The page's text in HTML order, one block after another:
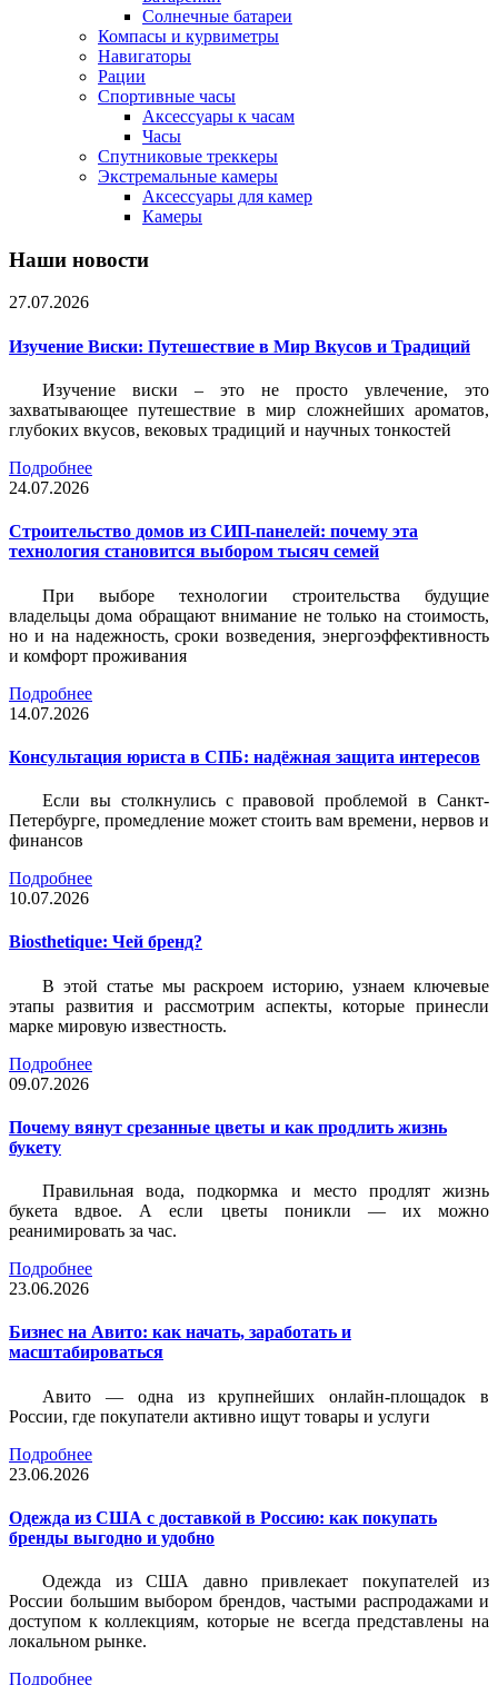
Солнечные батареи
Компасы и курвиметры
Навигаторы
Рации
Спортивные часы
Аксессуары к часам
Часы
Спутниковые треккеры
Экстремальные камеры
Аксессуары для камер
Камеры
Наши новости
27.07.2026
Изучение Виски: Путешествие в Мир Вкусов и Традиций
Изучение виски – это не просто увлечение, это
захватывающее путешествие в мир сложнейших ароматов,
глубоких вкусов, вековых традиций и научных тонкостей
Подробнее
24.07.2026
Строительство домов из СИП-панелей: почему эта
технология становится выбором тысяч семей
При выборе технологии строительства будущие
владельцы дома обращают внимание не только на стоимость,
но и на надежность, сроки возведения, энергоэффективность
и комфорт проживания
Подробнее
14.07.2026
Консультация юриста в СПБ: надёжная защита интересов
Если вы столкнулись с правовой проблемой в Санкт-
Петербурге, промедление может стоить вам времени, нервов и
финансов
Подробнее
10.07.2026
Biosthetique: Чей бренд?
В этой статье мы раскроем историю, узнаем ключевые
этапы развития и рассмотрим аспекты, которые принесли
марке мировую известность.
Подробнее
09.07.2026
Почему вянут срезанные цветы и как продлить жизнь
букету
Правильная вода, подкормка и место продлят жизнь
букета вдвое. А если цветы поникли — их можно
реанимировать за час.
Подробнее
23.06.2026
Бизнес на Авито: как начать, заработать и
масштабироваться
Авито — одна из крупнейших онлайн-площадок в
России, где покупатели активно ищут товары и услуги
Подробнее
23.06.2026
Одежда из США с доставкой в Россию: как покупать
бренды выгодно и удобно
Одежда из США давно привлекает покупателей из
России большим выбором брендов, частыми распродажами и
доступом к коллекциям, которые не всегда представлены на
локальном рынке.
Подробнее